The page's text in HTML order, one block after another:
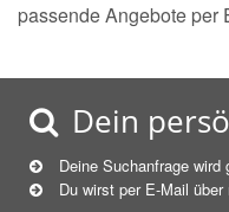
passende Angebote per
Dein
Deine Suchanfrage wird
Du wirst per E-Mail über